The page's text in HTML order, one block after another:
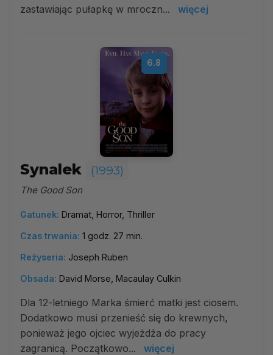
zastawiając pułapkę w mroczn... więcej
6.8
Synalek (1993)
The Good Son
Gatunek: Dramat, Horror, Thriller
Czas trwania: 1 godz. 27 min.
Reżyseria: Joseph Ruben
Obsada: David Morse, Macaulay Culkin
Dla 12-letniego Marka śmierć matki jest ciosem.
Dodatkowo musi przenieść się do krewnych,
ponieważ jego ojciec wyjeżdża do pracy
zagranicą. Początkowo...
więcej